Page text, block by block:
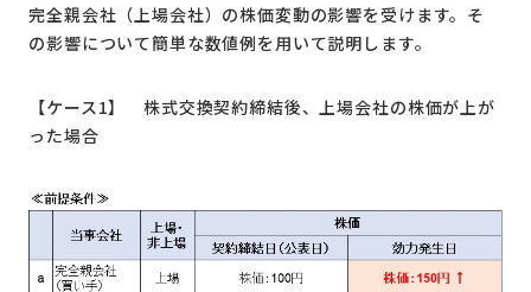
完全親会社（上場会社）の株価変動の影響を受けます。そ
の影響について簡単な数値例を用いて説明します。
【ケース1】 株式交換契約締結後、上場会社の株価が上が
った場合